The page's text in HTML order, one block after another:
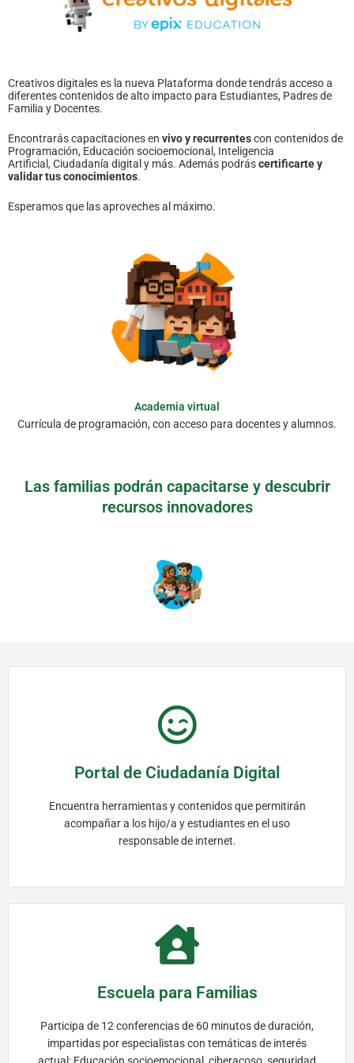
Creativos digitales es la nueva Plataforma donde tendrás acceso a
diferentes contenidos de alto impacto para Estudiantes, Padres de
Familia y Docentes.
Encontrarás capacitaciones en vivo y recurrentescon contenidos de
Programación, Educación socioemocional, Inteligencia
Artificial, Ciudadanía digital y más. Además podráscertificarte y
validar tus conocimientos.
Esperamos que las aproveches al máximo.
Academia virtual
Currícula de programación, con acceso para docentes y alumnos.
Las familias podrán capacitarse y descubrir
recursos innovadores
Portal de Ciudadanía Digital
Encuentra herramientas y contenidos que permitirán
acompañar a los hijo/a y estudiantes en el uso
responsable de internet.
Escuela para Familias
Participa de 12 conferencias de 60 minutos de duración,
impartidas por especialistas con temáticas de interés
actual: Educación socioemocional, ciberacoso, seguridad